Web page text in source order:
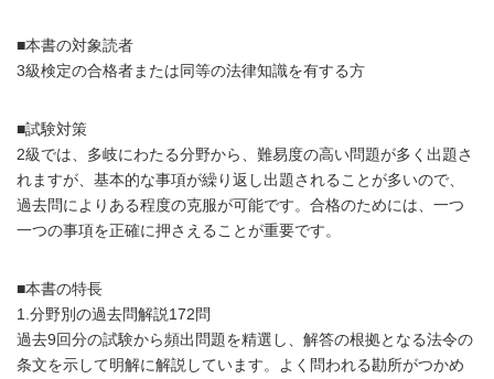
■本書の対象読者
3級検定の合格者または同等の法律知識を有する方
■試験対策
2級では、多岐にわたる分野から、難易度の高い問題が多く出題さ
れますが、基本的な事項が繰り返し出題されることが多いので、
過去問によりある程度の克服が可能です。合格のためには、一つ
一つの事項を正確に押さえることが重要です。
■本書の特長
1.分野別の過去問解説172問
過去9回分の試験から頻出問題を精選し、解答の根拠となる法令の
条文を示して明解に解説しています。よく問われる勘所がつかめ